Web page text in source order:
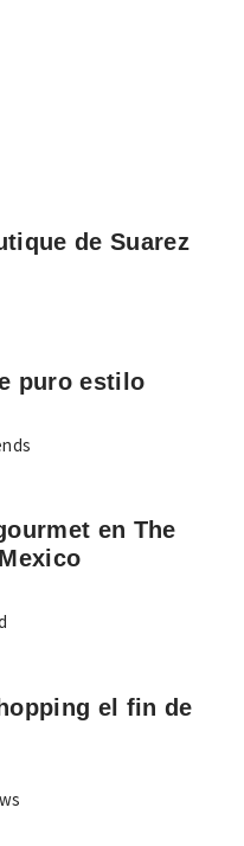
de Suarez
puro estilo
en The
el fin de